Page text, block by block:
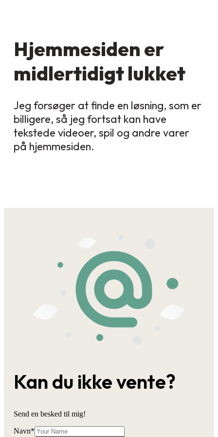
Hjemmesiden er
midlertidigt lukket
Jeg forsøger at finde en løsning, som er
billigere, så jeg fortsat kan have
tekstede videoer, spil og andre varer
på hjemmesiden.
Kan du ikke vente?
Send en besked til mig!
Navn*